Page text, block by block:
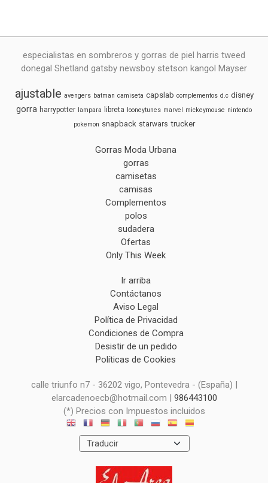
especialistas en sombreros y gorras de piel harris tweed
donegal Shetland gatsby newsboy stetson kangol Mayser
ajustable avengers batman camiseta capslab complementos d.c disney
gorra harrypotter lampara libreta looneytunes marvel mickeymouse nintendo
pokemon snapback starwars trucker
Gorras Moda Urbana
gorras
camisetas
camisas
Complementos
polos
sudadera
Ofertas
Only This Week
Ir arriba
Contáctanos
Aviso Legal
Política de Privacidad
Condiciones de Compra
Desistir de un pedido
Políticas de Cookies
calle triunfo n7 - 36202 vigo, Pontevedra - (España) |
elarcadenoecb@hotmail.com | 986443100
(*) Precios con Impuestos incluidos